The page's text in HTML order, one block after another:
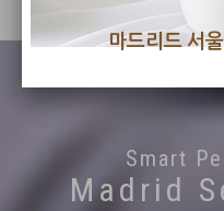
Smart
Madrid
마드리드 서